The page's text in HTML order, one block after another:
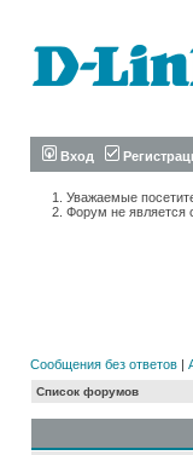
Вход
Уважаемые
Форум не является
Сообщения без ответов |
Список форумов